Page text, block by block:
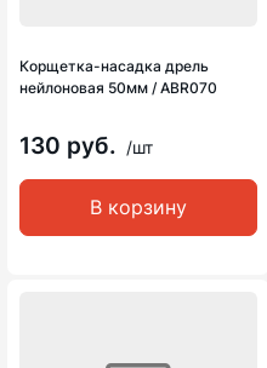
Корщетка-насадка дрель
нейлоновая 50мм / ABR070
130 руб. /шт
В корзину